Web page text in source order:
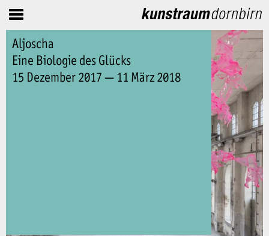
Aljoscha
Eine Biologie des Glücks
15 Dezember 2017 — 11 März 2018